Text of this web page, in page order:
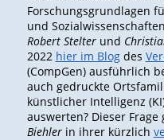
Forschungsgrundlagen
und
Robert Stelterund
2022 hier im Blogdes
(CompGen) ausführlich
auch gedruckte
künstlicher Intelligenz
auswerten? Dieser Frage
Biehlerin ihrer kürzlich